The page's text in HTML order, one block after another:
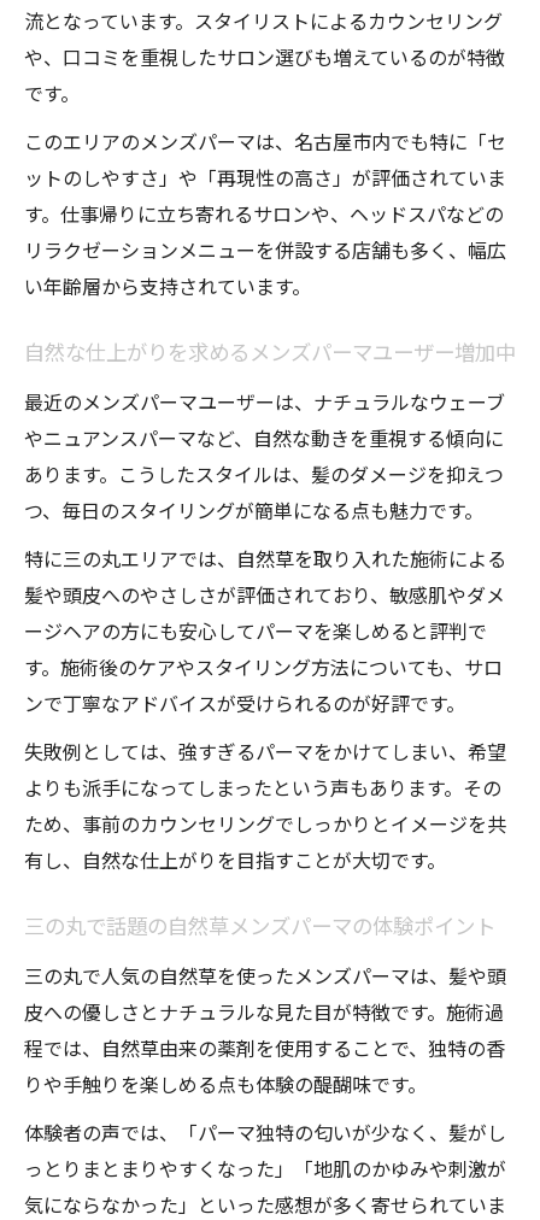
流となっています。スタイリストによるカウンセリング
や、口コミを重視したサロン選びも増えているのが特徴
です。
このエリアのメンズパーマは、名古屋市内でも特に「セ
ットのしやすさ」や「再現性の高さ」が評価されていま
す。仕事帰りに立ち寄れるサロンや、ヘッドスパなどの
リラクゼーションメニューを併設する店舗も多く、幅広
い年齢層から支持されています。
自然な仕上がりを求めるメンズパーマユーザー増加中
最近のメンズパーマユーザーは、ナチュラルなウェーブ
やニュアンスパーマなど、自然な動きを重視する傾向に
あります。こうしたスタイルは、髪のダメージを抑えつ
つ、毎日のスタイリングが簡単になる点も魅力です。
特に三の丸エリアでは、自然草を取り入れた施術による
髪や頭皮へのやさしさが評価されており、敏感肌やダメ
ージヘアの方にも安心してパーマを楽しめると評判で
す。施術後のケアやスタイリング方法についても、サロ
ンで丁寧なアドバイスが受けられるのが好評です。
失敗例としては、強すぎるパーマをかけてしまい、希望
よりも派手になってしまったという声もあります。その
ため、事前のカウンセリングでしっかりとイメージを共
有し、自然な仕上がりを目指すことが大切です。
三の丸で話題の自然草メンズパーマの体験ポイント
三の丸で人気の自然草を使ったメンズパーマは、髪や頭
皮への優しさとナチュラルな見た目が特徴です。施術過
程では、自然草由来の薬剤を使用することで、独特の香
りや手触りを楽しめる点も体験の醍醐味です。
体験者の声では、「パーマ独特の匂いが少なく、髪がし
っとりまとまりやすくなった」「地肌のかゆみや刺激が
気にならなかった」といった感想が多く寄せられていま